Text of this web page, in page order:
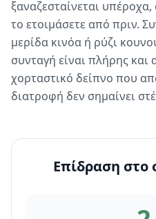
ξαναζεσταίνεται υπέροχα,
το ετοιμάσετε από πριν.
μερίδα κινόα ή ρύζι
συνταγή είναι πλήρης
χορταστικό δείπνο που
διατροφή δεν σημαίνει
Επίδραση στο